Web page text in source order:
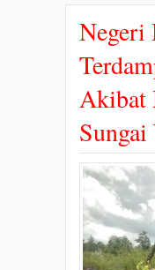
Negeri
Akibat
Sungai